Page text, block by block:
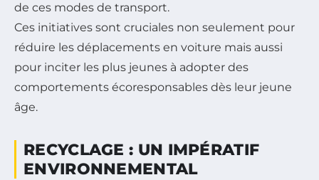
de ces modes de transport.
Ces initiatives sont cruciales non seulement pour
réduire les déplacements en voiture mais aussi
pour inciter les plus jeunes à adopter des
comportements écoresponsables dès leur jeune
âge.
RECYCLAGE : UN IMPÉRATIF
ENVIRONNEMENTAL